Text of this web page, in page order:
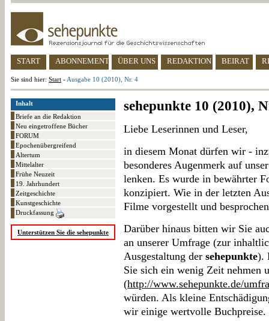
START ABONNEMENT ÜBER UNS REDAKTION BEIRAT
Sie sind hier: Start - Ausgabe 10 (2010), Nr. 4
Inhalt
Briefe an die Redaktion
Neu eingetroffene Bücher
FORUM
Epochenübergreifend
Altertum
Mittelalter
Frühe Neuzeit
19. Jahrhundert
Zeitgeschichte
Kunstgeschichte
Druckfassung
Unterstützen Sie die sehepunkte
sehepunkte 10 (2010),
Liebe Leserinnen und Leser,
in diesem Monat dürfen wir -
besonderes Augenmerk auf
lenken. Es wurde in bewährter
konzipiert. Wie in der letzten
Filme vorgestellt und
Darüber hinaus bitten wir Sie
an unserer Umfrage (zur
Ausgestaltung der sehepunkte).
Sie sich ein wenig Zeit nehmen
(http://www.sehepunkte.de/
würden. Als kleine
wir einige wertvolle Buchpreise.